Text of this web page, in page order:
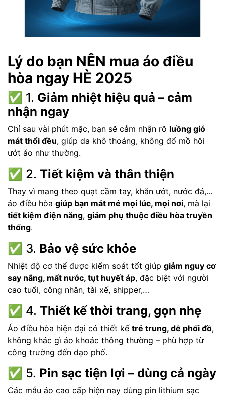
Lý do bạn NÊN mua áo điều
hòa ngay HÈ 2025
✅ 1. Giảm nhiệt hiệu quả – cảm
nhận ngay
Chỉ sau vài phút mặc, bạn sẽ cảm nhận rõ luồng gió
mát thổi đều, giúp da khô thoáng, không đổ mồ hôi
ướt áo như thường.
✅ 2. Tiết kiệm và thân thiện
Thay vì mang theo quạt cầm tay, khăn ướt, nước đá,...
áo điều hòa giúp bạn mát mẻ mọi lúc, mọi nơi, mà lại
tiết kiệm điện năng, giảm phụ thuộc điều hòa truyền
thống.
✅ 3. Bảo vệ sức khỏe
Nhiệt độ cơ thể được kiểm soát tốt giúp giảm nguy cơ
say nắng, mất nước, tụt huyết áp, đặc biệt với người
cao tuổi, công nhân, tài xế, shipper,…
✅ 4. Thiết kế thời trang, gọn nhẹ
Áo điều hòa hiện đại có thiết kế trẻ trung, dễ phối đồ,
không khác gì áo khoác thông thường – phù hợp từ
công trường đến dạo phố.
✅ 5. Pin sạc tiện lợi – dùng cả ngày
Các mẫu áo cao cấp hiện nay dùng pin lithium sạc